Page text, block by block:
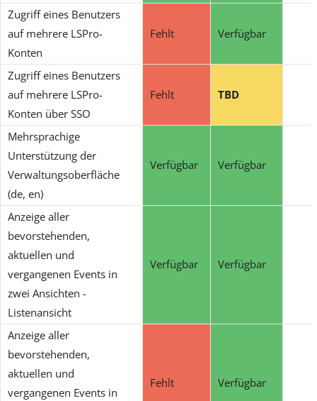
Zugriff eines Benutzers
auf mehrere LSPro-
Konten
Fehlt Verfügbar
Zugriff eines Benutzers
auf mehrere LSPro-
Konten über SSO
Fehlt TBD
Mehrsprachige
Unterstützung der
Verwaltungsoberfläche
(de, en)
Verfügbar Verfügbar
Anzeige aller
bevorstehenden,
aktuellen und
vergangenen Events in
zwei Ansichten -
Listenansicht
Verfügbar Verfügbar
Anzeige aller
bevorstehenden,
aktuellen und
vergangenen Events in
Fehlt Verfügbar